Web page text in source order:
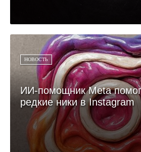
НОВОСТЬ
ИИ-помощник Meta
редкие ники в Instagram